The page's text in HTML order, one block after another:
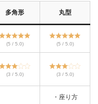
多角形 丸型
(5 / 5.0) (5 / 5.0)
(3 / 5.0) (3 / 5.0)
・座り方